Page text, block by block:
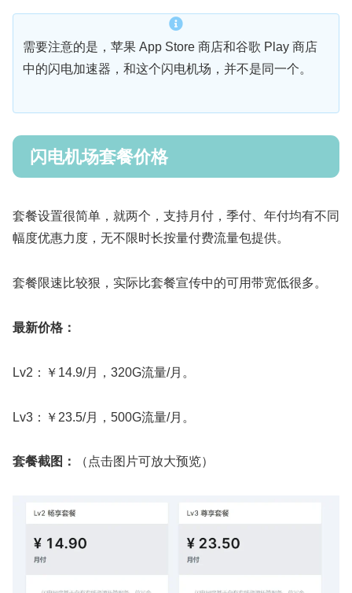
需要注意的是，苹果 App Store 商店和谷歌 Play 商店
中的闪电加速器，和这个闪电机场，并不是同一个。
闪电机场套餐价格
套餐设置很简单，就两个，支持月付，季付、年付均有不同
幅度优惠力度，无不限时长按量付费流量包提供。
套餐限速比较狠，实际比套餐宣传中的可用带宽低很多。
最新价格：
Lv2：￥14.9/月，320G流量/月。
Lv3：￥23.5/月，500G流量/月。
套餐截图： （点击图片可放大预览）